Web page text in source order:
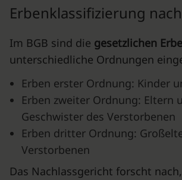
Erbenklassifizierung
Im BGB sind die gesetzlichen
unterschiedliche Ordnungen
Erben erster Ordnung: Kinder
Erben zweiter Ordnung: Eltern
Geschwister des Verstorbenen
Erben dritter Ordnung:
Verstorbenen
Das Nachlassgericht forscht